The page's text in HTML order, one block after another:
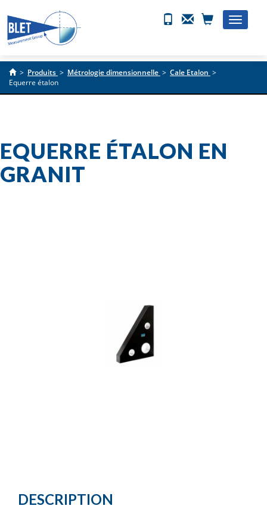
Toggle
> Produits > Métrologie dimensionnelle > Cale Etalon >
Equerre étalon
EQUERRE ÉTALON EN
GRANIT
DESCRIPTION